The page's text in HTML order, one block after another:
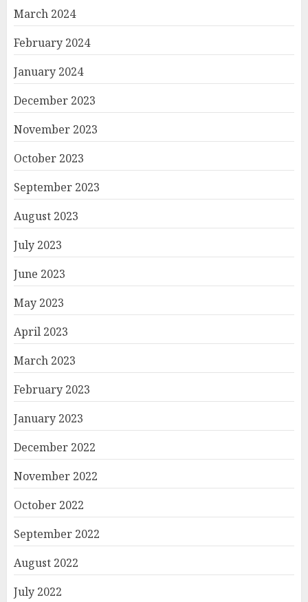
March 2024
February 2024
January 2024
December 2023
November 2023
October 2023
September 2023
August 2023
July 2023
June 2023
May 2023
April 2023
March 2023
February 2023
January 2023
December 2022
November 2022
October 2022
September 2022
August 2022
July 2022